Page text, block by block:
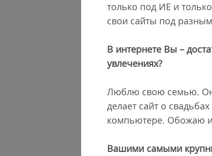
только под ИЕ и
свои сайты под
В интернете Вы –
увлечениях?
Люблю свою семью.
делает сайт о
компьютере. Обожаю
Вашими самыми